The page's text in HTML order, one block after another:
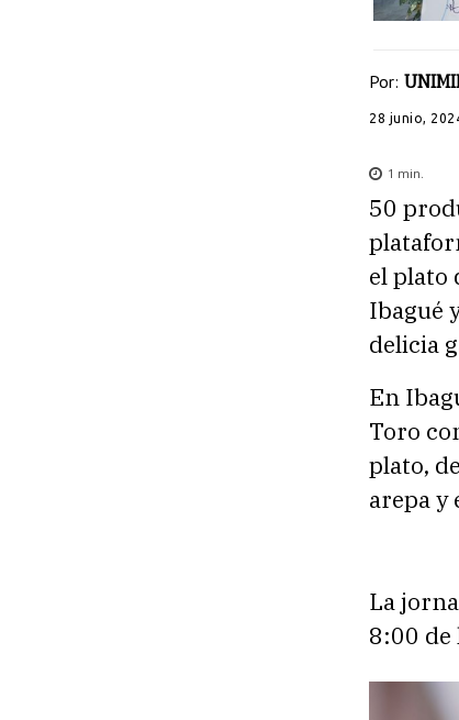
Por:
28 junio,
1 min.
50
el plato
Ibagué
delicia
En
Toro
plato,
arepa y
La
8:00 de